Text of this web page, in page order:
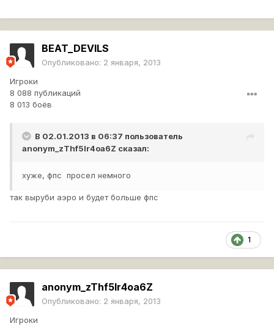
BEAT_DEVILS
Опубликовано: 2 января, 2013
Игроки
8 088 публикаций
8 013 боёв
В 02.01.2013 в 06:37 пользователь
anonym_zThf5lr4oa6Z сказал:
хуже, фпс просел немного
так выруби аэро и будет больше фпс
1
anonym_zThf5lr4oa6Z
Опубликовано: 2 января, 2013
Игроки